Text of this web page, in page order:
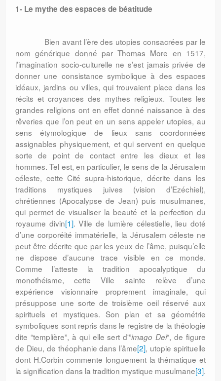
1- Le mythe des espaces de béatitude
Bien avant l’ère des utopies consacrées par le
nom générique donné par Thomas More en 1517,
l’imagination socio-culturelle ne s’est jamais privée de
donner une consistance symbolique à des espaces
idéaux, jardins ou villes, qui trouvaient place dans les
récits et croyances des mythes religieux. Toutes les
grandes religions ont en effet donné naissance à des
rêveries que l’on peut en un sens appeler utopies, au
sens étymologique de lieux sans coordonnées
assignables physiquement, et qui servent en quelque
sorte de point de contact entre les dieux et les
hommes. Tel est, en particulier, le sens de la Jérusalem
céleste, cette Cité supra-historique, décrite dans les
traditions mystiques juives (vision d’Ezéchiel),
chrétiennes (Apocalypse de Jean) puis musulmanes,
qui permet de visualiser la beauté et la perfection du
royaume divin[1]. Ville de lumière célestielle, lieu doté
d’une corporéité immatérielle, la Jérusalem céleste ne
peut être décrite que par les yeux de l’âme, puisqu’elle
ne dispose d’aucune trace visible en ce monde.
Comme l’atteste la tradition apocalyptique du
monothéisme, cette Ville sainte relève d’une
expérience visionnaire proprement imaginale, qui
présuppose une sorte de troisième oeil réservé aux
spirituels et mystiques. Son plan et sa géométrie
symboliques sont repris dans le registre de la théologie
dite “templière”, à qui elle sert d'”imago Dei“, de figure
de Dieu, de théophanie dans l’âme[2], utopie spirituelle
dont H.Corbin commente longuement la thématique et
la signification dans la tradition mystique musulmane[3].